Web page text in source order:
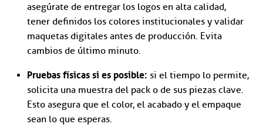
asegúrate de entregar los logos en alta calidad,
tener definidos los colores institucionales y validar
maquetas digitales antes de producción. Evita
cambios de último minuto.
Pruebas físicas si es posible: si el tiempo lo permite,
solicita una muestra del pack o de sus piezas clave.
Esto asegura que el color, el acabado y el empaque
sean lo que esperas.